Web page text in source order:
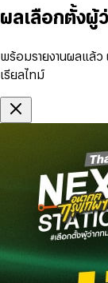
ผลเลือกตั้งผู้
พร้อมรายงานผลแล้ว
เรียลไทม์